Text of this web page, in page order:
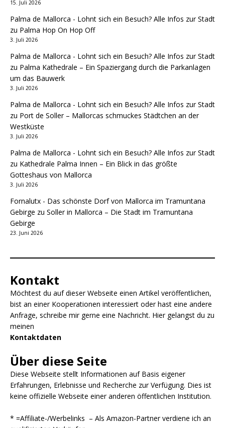
15. Juli 2026
Palma de Mallorca - Lohnt sich ein Besuch? Alle Infos zur Stadt
zu Palma Hop On Hop Off
3. Juli 2026
Palma de Mallorca - Lohnt sich ein Besuch? Alle Infos zur Stadt
zu Palma Kathedrale – Ein Spaziergang durch die Parkanlagen
um das Bauwerk
3. Juli 2026
Palma de Mallorca - Lohnt sich ein Besuch? Alle Infos zur Stadt
zu Port de Soller – Mallorcas schmuckes Städtchen an der
Westküste
3. Juli 2026
Palma de Mallorca - Lohnt sich ein Besuch? Alle Infos zur Stadt
zu Kathedrale Palma Innen – Ein Blick in das größte
Gotteshaus von Mallorca
3. Juli 2026
Fornalutx - Das schönste Dorf von Mallorca im Tramuntana
Gebirge zu Soller in Mallorca – Die Stadt im Tramuntana
Gebirge
23. Juni 2026
Kontakt
Möchtest du auf dieser Webseite einen Artikel veröffentlichen,
bist an einer Kooperationen interessiert oder hast eine andere
Anfrage, schreibe mir gerne eine Nachricht. Hier gelangst du zu
meinen
Kontaktdaten
Über diese Seite
Diese Webseite stellt Informationen auf Basis eigener
Erfahrungen, Erlebnisse und Recherche zur Verfügung. Dies ist
keine offizielle Webseite einer anderen öffentlichen Institution.
* =Affiliate-/Werbelinks – Als Amazon-Partner verdiene ich an